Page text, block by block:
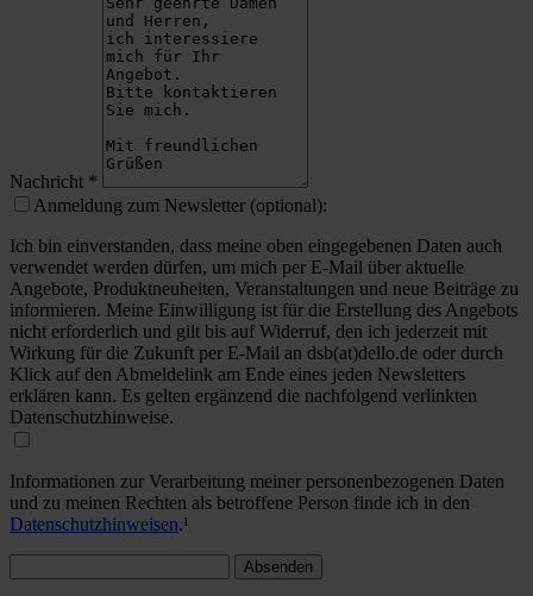
Nachricht *
Anmeldung zum Newsletter (optional):
Ich bin einverstanden, dass meine oben eingegebenen Daten auch
verwendet werden dürfen, um mich per E-Mail über aktuelle
Angebote, Produktneuheiten, Veranstaltungen und neue Beiträge zu
informieren. Meine Einwilligung ist für die Erstellung des Angebots
nicht erforderlich und gilt bis auf Widerruf, den ich jederzeit mit
Wirkung für die Zukunft per E-Mail an dsb(at)dello.de oder durch
Klick auf den Abmeldelink am Ende eines jeden Newsletters
erklären kann. Es gelten ergänzend die nachfolgend verlinkten
Datenschutzhinweise.
Informationen zur Verarbeitung meiner personenbezogenen Daten
und zu meinen Rechten als betroffene Person finde ich in den
Datenschutzhinweisen.¹
Absenden